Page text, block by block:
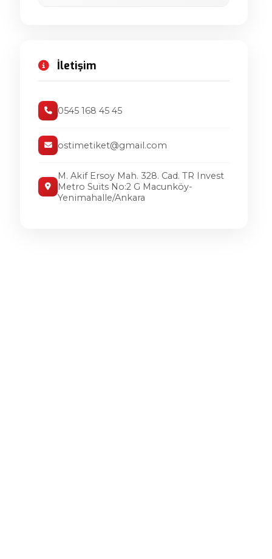
Tehlike Uyarı İşaretleri
Bayrak Kablo Etiket
Folyo Kablo Etiket
İletişim
0545 168 45 45
ostimetiket@gmail.com
M. Akif Ersoy Mah. 328. Cad. TR Invest
Metro Suits No:2 G Macunköy-
Yenimahalle/Ankara